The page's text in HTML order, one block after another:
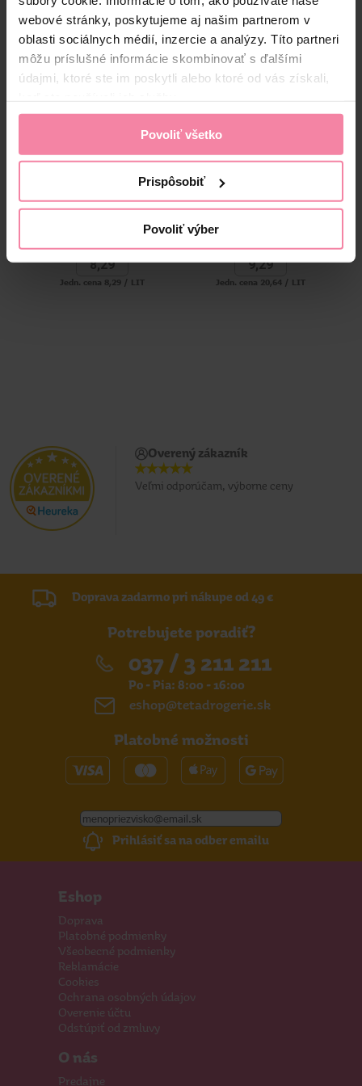
webové stránky, poskytujeme aj našim partnerom v
oblasti sociálnych médií, inzercie a analýzy. Títo partneri
môžu príslušné informácie skombinovať s ďalšími
údajmi, ktoré ste im poskytli alebo ktoré od vás získali,
Povoliť všetko
Prispôsobiť
Povoliť výber
Alternatívne produkty
1000 ml
8,29
Jedn. cena 8,29 / LIT
upchatých vlasmi 450 ml
9,29
Jedn. cena 20,64 / LIT
Overený zákazník
Veľmi odporúčam, výborne ceny
Doprava zadarmo pri nákupe od 49 €
Potrebujete poradiť?
037 / 3 211 211
Po - Pia: 8:00 - 16:00
eshop@tetadrogerie.sk
Platobné možnosti
Prihlásiť sa na odber emailu
Eshop
Doprava
Platobné podmienky
Všeobecné podmienky
Reklamácie
Cookies
Ochrana osobných údajov
Overenie účtu
Odstúpiť od zmluvy
O nás
Predajne